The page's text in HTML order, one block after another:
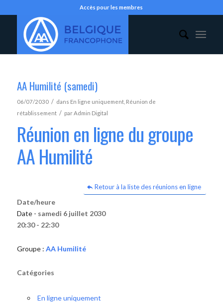
Accès pour les membres
AA Humilité (samedi)
06/07/2030 / dans En ligne uniquement, Réunion de
rétablissement / parAdmin Digital
Réunion en ligne du groupe
AA Humilité
Retour à la liste des réunions en ligne
Date/heure
Date - samedi 6 juillet 2030
20:30 - 22:30
Groupe : AA Humilité
Catégories
En ligne uniquement